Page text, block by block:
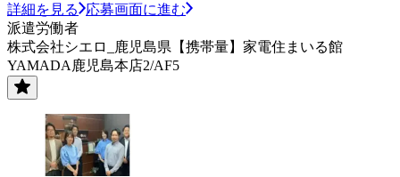
詳細を見る
応募画面に進む
派遣労働者
株式会社シエロ_鹿児島県【携帯量】家電住まいる館
YAMADA鹿児島本店2/AF5